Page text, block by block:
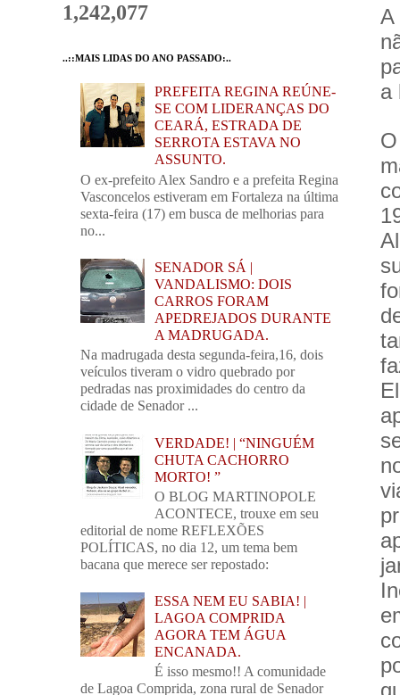
A
a
1,242,077
..::MAIS LIDAS DO ANO PASSADO:..
PREFEITA REGINA REÚNE-
SE COM LIDERANÇAS DO
CEARÁ, ESTRADA DE
SERROTA ESTAVA NO
ASSUNTO.
O ex-prefeito Alex Sandro e a prefeita Regina
Vasconcelos estiveram em Fortaleza na última
sexta-feira (17) em busca de melhorias para
no...
SENADOR SÁ |
VANDALISMO: DOIS
CARROS FORAM
APEDREJADOS DURANTE
A MADRUGADA.
Na madrugada desta segunda-feira,16, dois
veículos tiveram o vidro quebrado por
pedradas nas proximidades do centro da
cidade de Senador ...
VERDADE! | “NINGUÉM
CHUTA CACHORRO
MORTO! ”
O BLOG MARTINOPOLE
ACONTECE, trouxe em seu
editorial de nome REFLEXÕES
POLÍTICAS, no dia 12, um tema bem
bacana que merece ser repostado:
ESSA NEM EU SABIA! |
LAGOA COMPRIDA
AGORA TEM ÁGUA
ENCANADA.
É isso mesmo!! A comunidade
de Lagoa Comprida, zona rural de Senador